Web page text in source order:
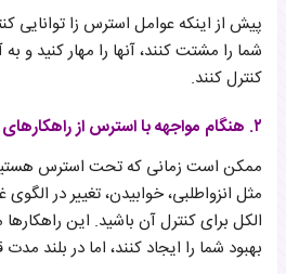
پیش از اینکه عوامل استرس زا توانایی
شما را مشتت کنند، آنها را مهار کنید و به
کنترل کنند.
۲. هنگام مواجهه با استرس از راهکارهای غلط دوری کنید
ممکن است زمانی که تحت استرس
مثل انزواطلبی، خوابیدن، تغییر در
الکل برای کنترل آن باشید. این
بهبود شما را ایجاد کنند، اما در بلند